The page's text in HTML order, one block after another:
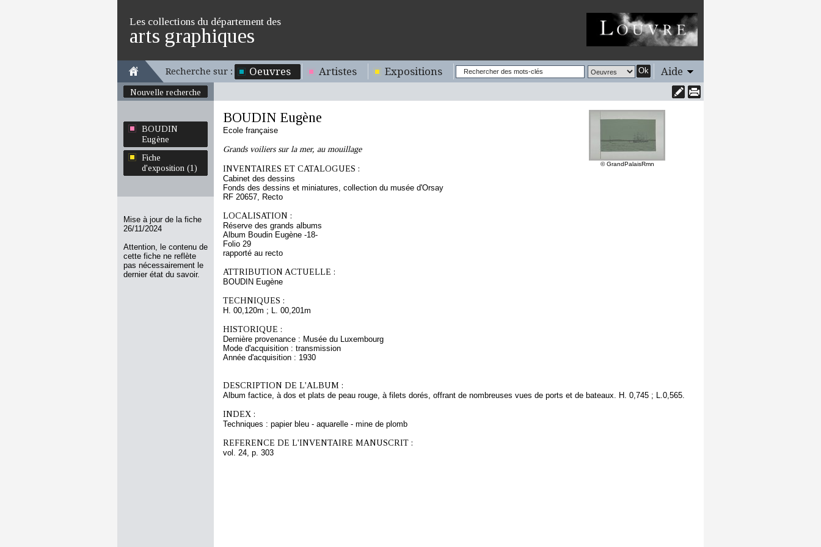
Les collections du département des
arts graphiques
Recherche sur : Oeuvres Artistes Expositions Ok Aide
Nouvelle recherche
BOUDIN
Eugène
Fiche
d'exposition (1)
Mise à jour de la fiche
26/11/2024
Attention, le contenu de
cette fiche ne reflète
pas nécessairement le
dernier état du savoir.
© GrandPalaisRmn
BOUDIN Eugène
Ecole française
Grands voiliers sur la mer, au mouillage
INVENTAIRES ET CATALOGUES :
Cabinet des dessins
Fonds des dessins et miniatures, collection du musée d'Orsay
RF 20657, Recto
LOCALISATION :
Réserve des grands albums
Album Boudin Eugène -18-
Folio 29
rapporté au recto
ATTRIBUTION ACTUELLE :
BOUDIN Eugène
TECHNIQUES :
H. 00,120m ; L. 00,201m
HISTORIQUE :
Dernière provenance : Musée du Luxembourg
Mode d'acquisition : transmission
Année d'acquisition : 1930
DESCRIPTION DE L'ALBUM :
Album factice, à dos et plats de peau rouge, à filets dorés, offrant de nombreuses vues de ports et de bateaux. H. 0,745 ; L.0,565.
INDEX :
Techniques : papier bleu - aquarelle - mine de plomb
REFERENCE DE L'INVENTAIRE MANUSCRIT :
vol. 24, p. 303